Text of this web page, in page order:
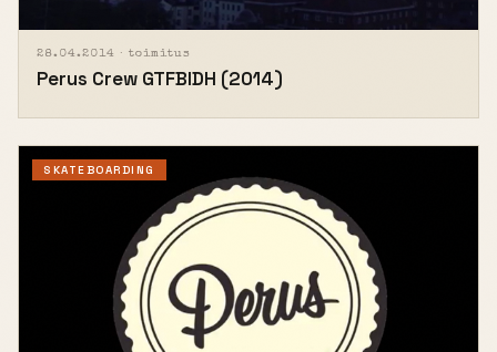
28.04.2014 · toimitus
Perus Crew GTFBIDH (2014)
SKATEBOARDING